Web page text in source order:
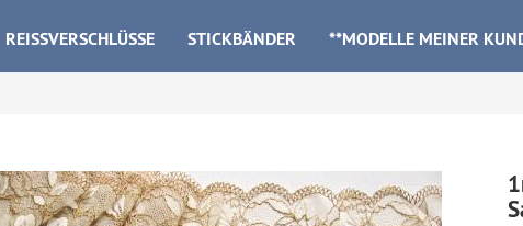
REISSVERSCHLÜSSE STICKBÄNDER **MODELLE MEINER